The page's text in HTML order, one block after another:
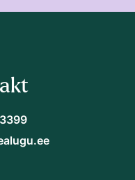
saad järgmiselt